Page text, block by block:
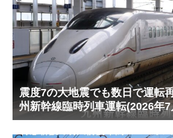
震度7の大地震でも数日で運
州新幹線臨時列車運転(2026年7